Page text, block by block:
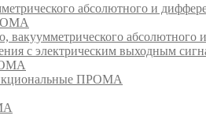
абсолютного и
абсолютного
с электрическим выходным
ПРОМА